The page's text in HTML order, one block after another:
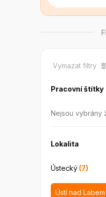
Vymazat filtry
Pracovní štítky
Nejsou vybrány
Lokalita
Ústecký (7)
Ústí nad Labem